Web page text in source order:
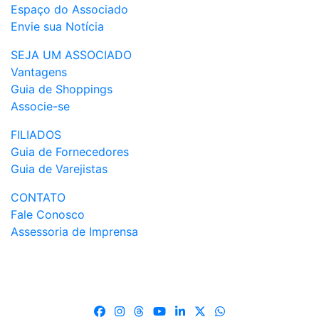
Espaço do Associado
Envie sua Notícia
SEJA UM ASSOCIADO
Vantagens
Guia de Shoppings
Associe-se
FILIADOS
Guia de Fornecedores
Guia de Varejistas
CONTATO
Fale Conosco
Assessoria de Imprensa